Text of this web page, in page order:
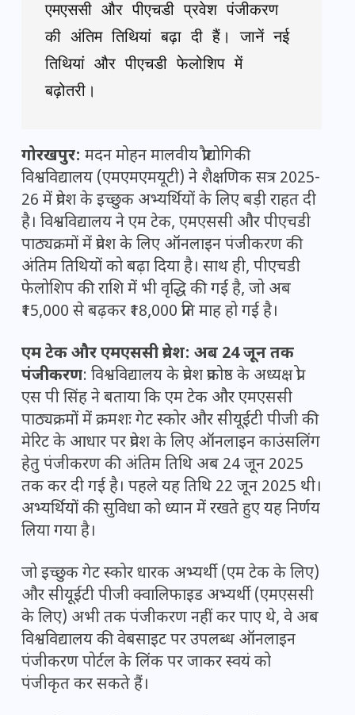
एमएससी और पीएचडी प्रवेश पंजीकरण
की अंतिम तिथियां बढ़ा दी हैं। जानें नई
तिथियां और पीएचडी फेलोशिप में
बढ़ोतरी।
गोरखपुर: मदन मोहन मालवीय प्रौद्योगिकी
विश्वविद्यालय (एमएमएमयूटी) ने शैक्षणिक सत्र 2025-
26 में प्रवेश के इच्छुक अभ्यर्थियों के लिए बड़ी राहत दी
है। विश्वविद्यालय ने एम टेक, एमएससी और पीएचडी
पाठ्यक्रमों में प्रवेश के लिए ऑनलाइन पंजीकरण की
अंतिम तिथियों को बढ़ा दिया है। साथ ही, पीएचडी
फेलोशिप की राशि में भी वृद्धि की गई है, जो अब
₹15,000 से बढ़कर ₹18,000 प्रति माह हो गई है।
एम टेक और एमएससी प्रवेश: अब 24 जून तक
पंजीकरण: विश्वविद्यालय के प्रवेश प्रकोष्ठ के अध्यक्ष प्रो
एस पी सिंह ने बताया कि एम टेक और एमएससी
पाठ्यक्रमों में क्रमशः गेट स्कोर और सीयूईटी पीजी की
मेरिट के आधार पर प्रवेश के लिए ऑनलाइन काउंसलिंग
हेतु पंजीकरण की अंतिम तिथि अब 24 जून 2025
तक कर दी गई है। पहले यह तिथि 22 जून 2025 थी।
अभ्यर्थियों की सुविधा को ध्यान में रखते हुए यह निर्णय
लिया गया है।
जो इच्छुक गेट स्कोर धारक अभ्यर्थी (एम टेक के लिए)
और सीयूईटी पीजी क्वालिफाइड अभ्यर्थी (एमएससी
के लिए) अभी तक पंजीकरण नहीं कर पाए थे, वे अब
विश्वविद्यालय की वेबसाइट पर उपलब्ध ऑनलाइन
पंजीकरण पोर्टल के लिंक पर जाकर स्वयं को
पंजीकृत कर सकते हैं।